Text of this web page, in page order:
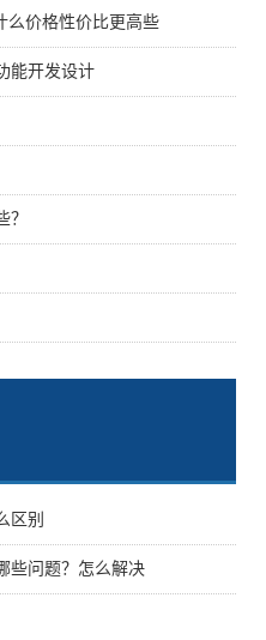
么价格性价比更高些
能开发设计
？
区别
些问题？怎么解决